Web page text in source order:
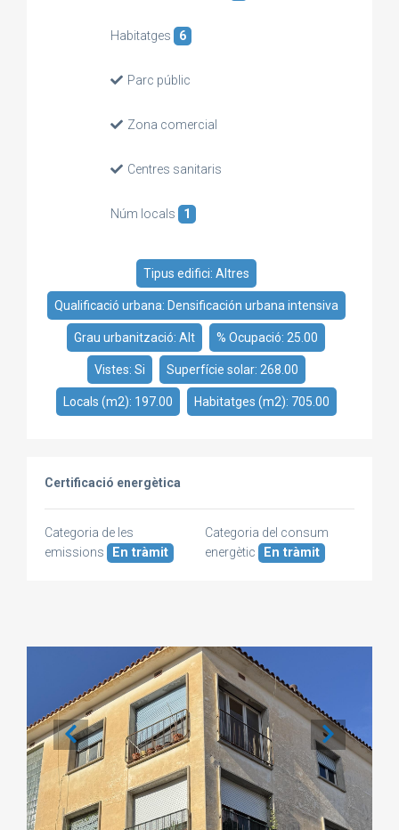
Habitatges 6
Parc públic
Zona comercial
Centres sanitaris
Núm locals 1
Tipus edifici: Altres
Qualificació urbana: Densificación urbana intensiva
Grau urbanització: Alt % Ocupació: 25.00
Vistes: Si Superfície solar: 268.00
Locals (m2): 197.00 Habitatges (m2): 705.00
Certificació energètica
Categoria de les
emissions
En tràmit
Categoria del consum
energètic
En tràmit